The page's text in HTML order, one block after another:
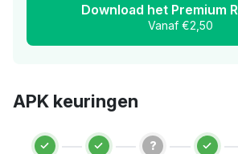
Download het Premium
Vanaf €2,50
APK keuringen
?